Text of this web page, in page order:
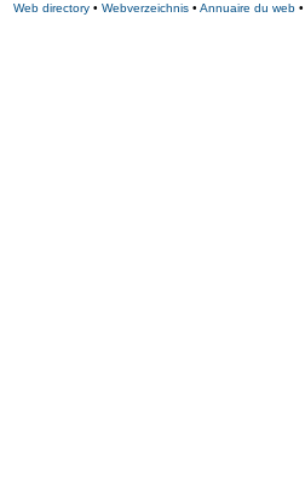
Web directory • Webverzeichnis • Annuaire du web •